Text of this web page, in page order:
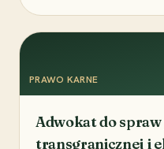
PRAWO KARNE
Adwokat do
transgranicznej i